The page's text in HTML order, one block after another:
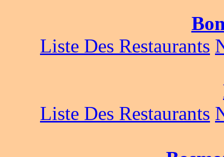
Liste Des Restaurants
Liste Des Restaurants